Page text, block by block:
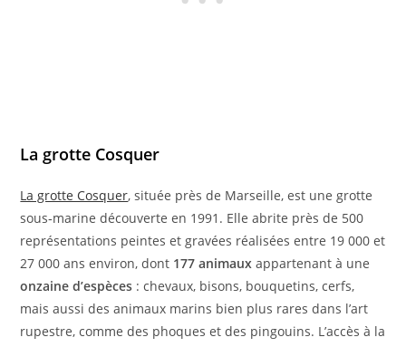
La grotte Cosquer
La grotte Cosquer, située près de Marseille, est une grotte
sous‑marine découverte en 1991. Elle abrite près de 500
représentations peintes et gravées réalisées entre 19 000 et
27 000 ans environ, dont 177 animaux appartenant à une
onzaine d’espèces : chevaux, bisons, bouquetins, cerfs,
mais aussi des animaux marins bien plus rares dans l’art
rupestre, comme des phoques et des pingouins. L’accès à la